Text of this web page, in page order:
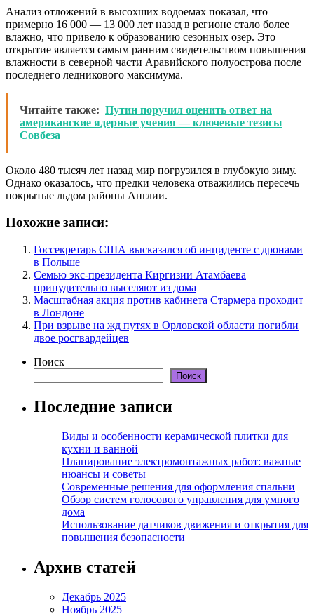
Анализ отложений в высохших водоемах показал, что
примерно 16 000 — 13 000 лет назад в регионе стало более
влажно, что привело к образованию сезонных озер. Это
открытие является самым ранним свидетельством повышения
влажности в северной части Аравийского полуострова после
последнего ледникового максимума.
Читайте также: Путин поручил оценить ответ на
американские ядерные учения — ключевые тезисы
Совбеза
Около 480 тысяч лет назад мир погрузился в глубокую зиму.
Однако оказалось, что предки человека отважились пересечь
покрытые льдом районы Англии.
Похожие записи:
Госсекретарь США высказался об инциденте с дронами
в Польше
Семью экс-президента Киргизии Атамбаева
принудительно выселяют из дома
Масштабная акция против кабинета Стармера проходит
в Лондоне
При взрыве на жд путях в Орловской области погибли
двое росгвардейцев
Поиск
Поиск
Последние записи
Виды и особенности керамической плитки для
кухни и ванной
Планирование электромонтажных работ: важные
нюансы и советы
Современные решения для оформления спальни
Обзор систем голосового управления для умного
дома
Использование датчиков движения и открытия для
повышения безопасности
Архив статей
Декабрь 2025
Ноябрь 2025